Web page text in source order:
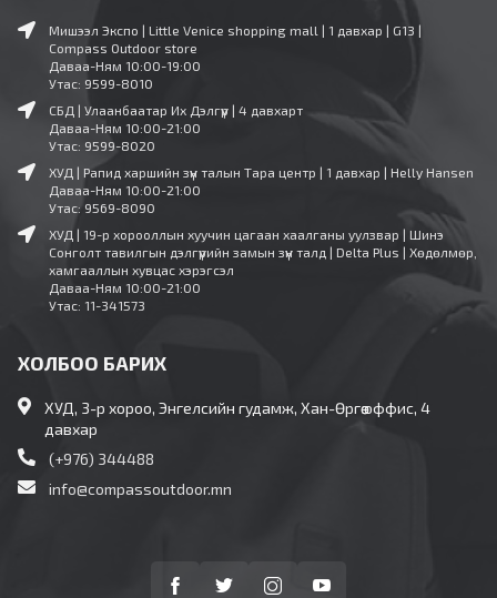
Мишээл Экспо | Little Venice shopping mall | 1 давхар | G13 |
Compass Outdoor store
Даваа-Ням 10:00-19:00
Утас: 9599-8010
СБД | Улаанбаатар Их Дэлгүүр | 4 давхарт
Даваа-Ням 10:00-21:00
Утас: 9599-8020
ХУД | Рапид харшийн зүүн талын Тара центр | 1 давхар | Helly Hansen
Даваа-Ням 10:00-21:00
Утас: 9569-8090
ХУД | 19-р хорооллын хуучин цагаан хаалганы уулзвар | Шинэ
Сонголт тавилгын дэлгүүрийн замын зүүн талд | Delta Plus | Хөдөлмөр,
хамгааллын хувцас хэрэгсэл
Даваа-Ням 10:00-21:00
Утас: 11-341573
ХОЛБОО БАРИХ
ХУД, 3-р хороо, Энгелсийн гудамж, Хан-Өргөө оффис, 4
давхар
(+976) 344488
info@compassoutdoor.mn